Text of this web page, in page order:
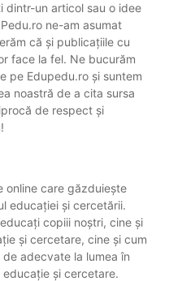
dintr-un articol sau o idee
ne-am asumat
că și publicațiile cu
face la fel. Ne bucurăm
pe Edupedu.ro și suntem
noastră de a cita sursa
de respect și
online care găzduiește
educației și cercetării.
copiii noștri, cine și
și cercetare, cine și cum
adecvate la lumea în
și cercetare.